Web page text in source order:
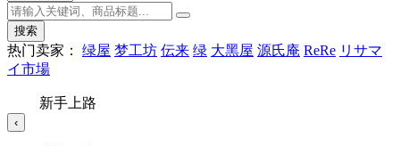
搜索
热门卖家： 绿屋 梦工坊 伝来 绿 大黑屋 源氏庵 ReRe リサマ
イ市場
新手上路
‹